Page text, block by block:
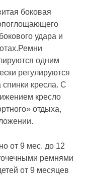
боковая
удара и
одним
регулируются
кресла. С
кресло
отдыха,
от 9 мес. до 12
ремнями
от 9 месяцев